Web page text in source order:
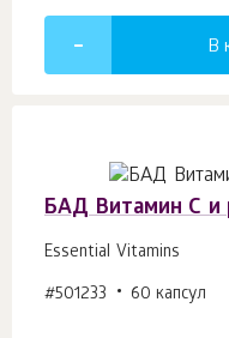
В
БАД Витамин С и
Essential Vitamins
#501233 60 капсул